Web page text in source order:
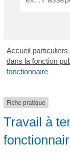
Accueil particuliers
dans la fonction
fonctionnaire
Fiche pratique
Travail à